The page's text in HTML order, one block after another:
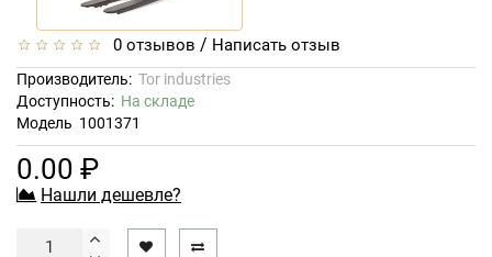
0 отзывов / Написать отзыв
Производитель: Tor industries
Доступность: На складе
Модель 1001371
0.00 ₽
Нашли дешевле?